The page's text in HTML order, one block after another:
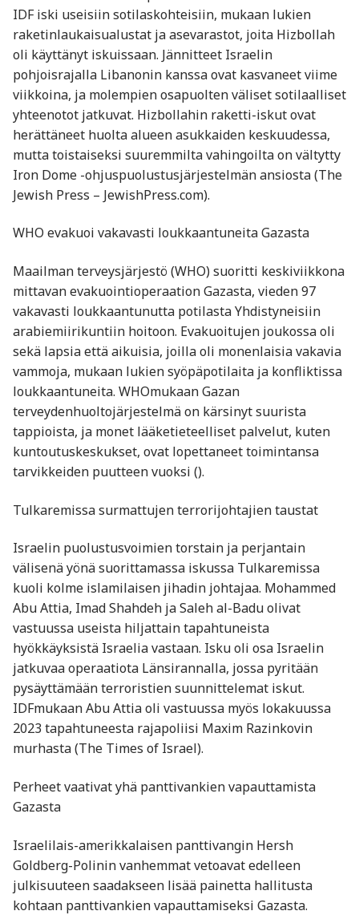
IDF iski useisiin sotilaskohteisiin, mukaan lukien
raketinlaukaisualustat ja asevarastot, joita Hizbollah
oli käyttänyt iskuissaan. Jännitteet Israelin
pohjoisrajalla Libanonin kanssa ovat kasvaneet viime
viikkoina, ja molempien osapuolten väliset sotilaalliset
yhteenotot jatkuvat. Hizbollahin raketti-iskut ovat
herättäneet huolta alueen asukkaiden keskuudessa,
mutta toistaiseksi suuremmilta vahingoilta on vältytty
Iron Dome -ohjuspuolustusjärjestelmän ansiosta ​(The
Jewish Press – JewishPress.com).
WHO evakuoi vakavasti loukkaantuneita Gazasta
Maailman terveysjärjestö (WHO) suoritti keskiviikkona
mittavan evakuointioperaation Gazasta, vieden 97
vakavasti loukkaantunutta potilasta Yhdistyneisiin
arabiemiirikuntiin hoitoon. Evakuoitujen joukossa oli
sekä lapsia että aikuisia, joilla oli monenlaisia vakavia
vammoja, mukaan lukien syöpäpotilaita ja konfliktissa
loukkaantuneita. WHOmukaan Gazan
terveydenhuoltojärjestelmä on kärsinyt suurista
tappioista, ja monet lääketieteelliset palvelut, kuten
kuntoutuskeskukset, ovat lopettaneet toimintansa
tarvikkeiden puutteen vuoksi​ ().
Tulkaremissa surmattujen terrorijohtajien taustat
Israelin puolustusvoimien torstain ja perjantain
välisenä yönä suorittamassa iskussa Tulkaremissa
kuoli kolme islamilaisen jihadin johtajaa. Mohammed
Abu Attia, Imad Shahdeh ja Saleh al-Badu olivat
vastuussa useista hiljattain tapahtuneista
hyökkäyksistä Israelia vastaan. Isku oli osa Israelin
jatkuvaa operaatiota Länsirannalla, jossa pyritään
pysäyttämään terroristien suunnittelemat iskut.
IDFmukaan Abu Attia oli vastuussa myös lokakuussa
2023 tapahtuneesta rajapoliisi Maxim Razinkovin
murhasta​ (The Times of Israel).
Perheet vaativat yhä panttivankien vapauttamista
Gazasta
Israelilais-amerikkalaisen panttivangin Hersh
Goldberg-Polinin vanhemmat vetoavat edelleen
julkisuuteen saadakseen lisää painetta hallitusta
kohtaan panttivankien vapauttamiseksi Gazasta.